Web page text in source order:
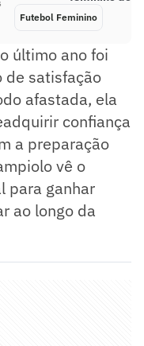
Futebol Feminino
último ano foi
de satisfação
afastada, ela
confiança
a preparação
vê o
para ganhar
ao longo da